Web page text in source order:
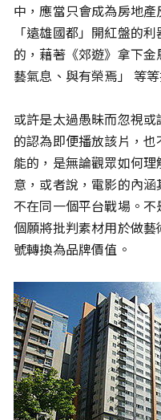
中，應當只會成為房地
「遠雄國都」開紅盤的
的，藉著《郊遊》拿下
藝氣息、與有榮焉」 等
或許是太過愚昧而忽視
的認為即便播放該片，
能的，是無論觀眾如何
意，或者說，電影的內
不在同一個平台戰場。
個願將批判素材用於做
號轉換為品牌價值。